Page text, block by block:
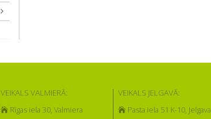
VEIKALS VALMIERĀ:
Rīgas iela 30, Valmiera
VEIKALS JELGAVĀ:
Pasta iela 51 K-10, Jelgava